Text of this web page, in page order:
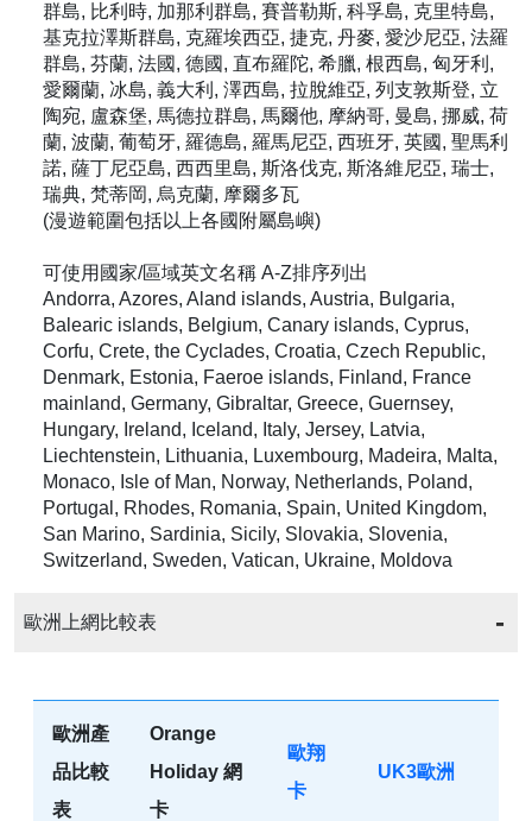
群島, 比利時, 加那利群島, 賽普勒斯, 科孚島, 克里特島,
基克拉澤斯群島, 克羅埃西亞, 捷克, 丹麥, 愛沙尼亞, 法羅
群島, 芬蘭, 法國, 德國, 直布羅陀, 希臘, 根西島, 匈牙利,
愛爾蘭, 冰島, 義大利, 澤西島, 拉脫維亞, 列支敦斯登, 立
陶宛, 盧森堡, 馬德拉群島, 馬爾他, 摩納哥, 曼島, 挪威, 荷
蘭, 波蘭, 葡萄牙, 羅德島, 羅馬尼亞, 西班牙, 英國, 聖馬利
諾, 薩丁尼亞島, 西西里島, 斯洛伐克, 斯洛維尼亞, 瑞士,
瑞典, 梵蒂岡, 烏克蘭, 摩爾多瓦
(漫遊範圍包括以上各國附屬島嶼)
可使用國家/區域英文名稱 A-Z排序列出
Andorra, Azores, Aland islands, Austria, Bulgaria,
Balearic islands, Belgium, Canary islands, Cyprus,
Corfu, Crete, the Cyclades, Croatia, Czech Republic,
Denmark, Estonia, Faeroe islands, Finland, France
mainland, Germany, Gibraltar, Greece, Guernsey,
Hungary, Ireland, Iceland, Italy, Jersey, Latvia,
Liechtenstein, Lithuania, Luxembourg, Madeira, Malta,
Monaco, Isle of Man, Norway, Netherlands, Poland,
Portugal, Rhodes, Romania, Spain, United Kingdom,
San Marino, Sardinia, Sicily, Slovakia, Slovenia,
Switzerland, Sweden, Vatican, Ukraine, Moldova
歐洲上網比較表
歐洲產
品比較
表
Orange
Holiday 網
卡
歐翔
卡
UK3歐洲